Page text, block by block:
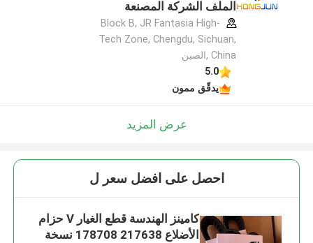
الملف الشركة المصنعة
Block B, JR Fantasia High-
Tech Zone, Chengdu, Sichuan,
China ,الصين
5.0
يدقّق ممون
عرض المزيد
احصل على افضل سعر ل
كامينز الهندسة قطع الغيار V حزام
الأضلاع 217638 178708 نسخة